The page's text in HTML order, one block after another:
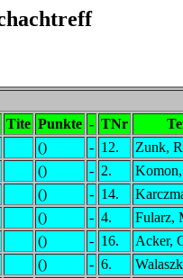
Tite Punkte - TNr
() - 12.
Zunk,
() - 2.
() - 14.
() - 4.
Fularz,
() - 16.
Acker,
() - 6.